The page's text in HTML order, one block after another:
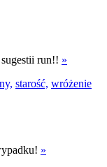
run!! »
starość, wróżenie
»